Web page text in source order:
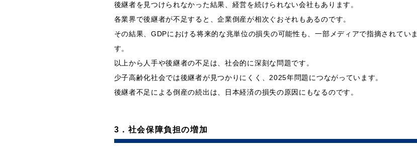
後継者を見つけられなかった結果、経営を続けられない会社もあります。
各業界で後継者が不足すると、企業倒産が相次ぐおそれもあるのです。
その結果、GDPにおける将来的な兆単位の損失の可能性も、一部メディアで指摘されていま
す。
以上から人手や後継者の不足は、社会的に深刻な問題です。
少子高齢化社会では後継者が見つかりにくく、2025年問題につながっています。
後継者不足による倒産の続出は、日本経済の損失の原因にもなるのです。
3．社会保障負担の増加